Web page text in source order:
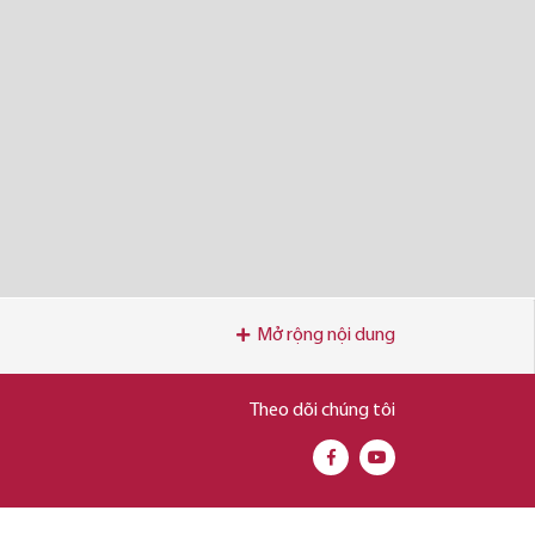
Mở rộng nội dung
Theo dõi chúng tôi